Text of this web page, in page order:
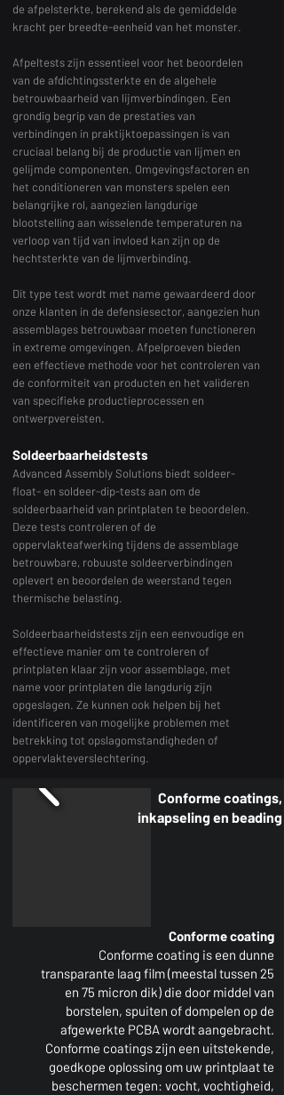
de afpelsterkte, berekend als de gemiddelde
kracht per breedte-eenheid van het monster.
Afpeltests zijn essentieel voor het beoordelen
van de afdichtingssterkte en de algehele
betrouwbaarheid van lijmverbindingen. Een
grondig begrip van de prestaties van
verbindingen in praktijktoepassingen is van
cruciaal belang bij de productie van lijmen en
gelijmde componenten. Omgevingsfactoren en
het conditioneren van monsters spelen een
belangrijke rol, aangezien langdurige
blootstelling aan wisselende temperaturen na
verloop van tijd van invloed kan zijn op de
hechtsterkte van de lijmverbinding.
Dit type test wordt met name gewaardeerd door
onze klanten in de defensiesector, aangezien hun
assemblages betrouwbaar moeten functioneren
in extreme omgevingen. Afpelproeven bieden
een effectieve methode voor het controleren van
de conformiteit van producten en het valideren
van specifieke productieprocessen en
ontwerpvereisten.
Soldeerbaarheidstests
Advanced Assembly Solutions biedt soldeer-
float- en soldeer-dip-tests aan om de
soldeerbaarheid van printplaten te beoordelen.
Deze tests controleren of de
oppervlakteafwerking tijdens de assemblage
betrouwbare, robuuste soldeerverbindingen
oplevert en beoordelen de weerstand tegen
thermische belasting.
Soldeerbaarheidstests zijn een eenvoudige en
effectieve manier om te controleren of
printplaten klaar zijn voor assemblage, met
name voor printplaten die langdurig zijn
opgeslagen. Ze kunnen ook helpen bij het
identificeren van mogelijke problemen met
betrekking tot opslagomstandigheden of
oppervlakteverslechtering.
Conforme coatings,
inkapseling en beading
Conforme coating
Conforme coating is een dunne
transparante laag film (meestal tussen 25
en 75 micron dik) die door middel van
borstelen, spuiten of dompelen op de
afgewerkte PCBA wordt aangebracht.
Conforme coatings zijn een uitstekende,
goedkope oplossing om uw printplaat te
beschermen tegen: vocht, vochtigheid,